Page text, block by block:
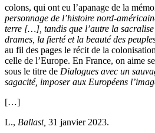
colons, qui ont eu l’apanage de la
personnage de l’histoire nord-
terre […], tandis que l’autre la
drames, la fierté et la beauté des
au fil des pages le récit de la
celle de l’Europe. En France, on aime
sous le titre de Dialogues avec un
sagacité, imposer aux Européens
[…]
L., Ballast, 31 janvier 2023.